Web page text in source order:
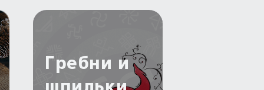
Гребни и